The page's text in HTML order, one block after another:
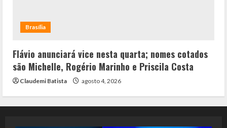
Brasília
Flávio anunciará vice nesta quarta; nomes cotados
são Michelle, Rogério Marinho e Priscila Costa
Claudemi Batista agosto 4, 2026